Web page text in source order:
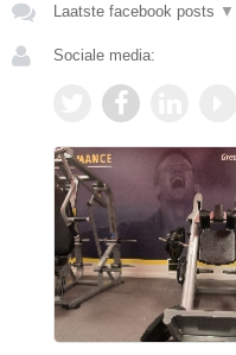
Laatste facebook posts ▼
Sociale media: